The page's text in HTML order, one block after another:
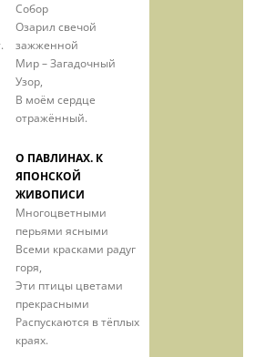
Собор
Озарил свечой
зажженной
Мир – Загадочный
Узор,
В моём сердце
отражённый.
О ПАВЛИНАХ. К
ЯПОНСКОЙ
ЖИВОПИСИ
Многоцветными
перьями ясными
Всеми красками радуг
горя,
Эти птицы цветами
прекрасными
Распускаются в тёплых
краях.